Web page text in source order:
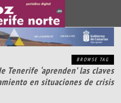
BROWSE TAG
Tenerife ‘aprenden’ las claves
en situaciones de crisis